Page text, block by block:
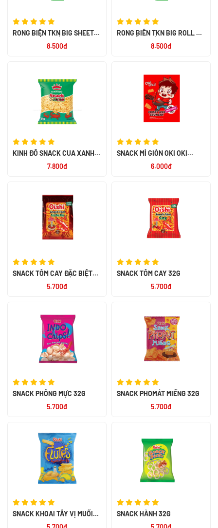
RONG BIỂN TKN BIG SHEET
VỊ TRUYỀN THỐNG 3.2G - NK
8.500đ
RONG BIỂN TKN BIG ROLL VỊ
TRUYỀN THỐNG 3G - NK THÁI
8.500đ
KINH ĐÔ SNACK CUA XANH
7.800đ
SNACK MÌ GIÒN OKI OKI
6.000đ
SNACK TÔM CAY ĐẶC BIỆT
5.700đ
SNACK TÔM CAY 32G
5.700đ
SNACK PHỒNG MỰC 32G
5.700đ
SNACK PHOMÁT MIẾNG 32G
5.700đ
SNACK KHOAI TÂY VỊ MUỐI
SNACK HÀNH 32G